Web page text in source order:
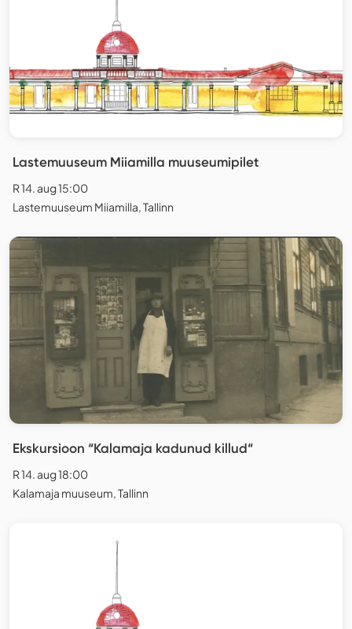
Lastemuuseum Miiamilla muuseumipilet
R 14. aug 15:00
Lastemuuseum Miiamilla, Tallinn
Ekskursioon “Kalamaja kadunud killud“
R 14. aug 18:00
Kalamaja muuseum, Tallinn